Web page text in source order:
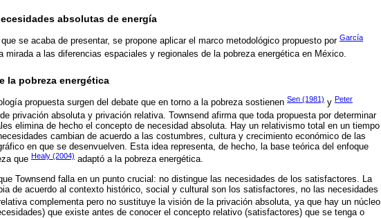
absolutas de energía
se acaba de presentar, se propone aplicar el marco metodológico propuesto por García
mirada a las diferencias espaciales y regionales de la pobreza energética en México.
la pobreza energética
propuesta surgen del debate que en torno a la pobreza sostienen Sen (1981) y Peter
privación absoluta y privación relativa. Townsend afirma que toda propuesta por determinar
elimina de hecho el concepto de necesidad absoluta. Hay un relativismo total en un tiempo
cambian de acuerdo a las costumbres, cultura y crecimiento económico de las
en que se desenvuelven. Esta idea representa, de hecho, la base teórica del enfoque
que Healy (2004) adaptó a la pobreza energética.
Townsend falla en un punto crucial: no distingue las necesidades de los satisfactores. La
de acuerdo al contexto histórico, social y cultural son los satisfactores, no las necesidades
complementa pero no sustituye la visión de la privación absoluta, ya que hay un núcleo
que existe antes de conocer el concepto relativo (satisfactores) que se tenga o